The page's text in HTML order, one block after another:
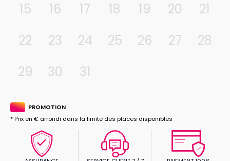
15 16 17 18 19 20
21
22
23 24 25 26 27
28
29
30 31
PROMOTION
* Prix en € arrondi dans la limite des places disponibles